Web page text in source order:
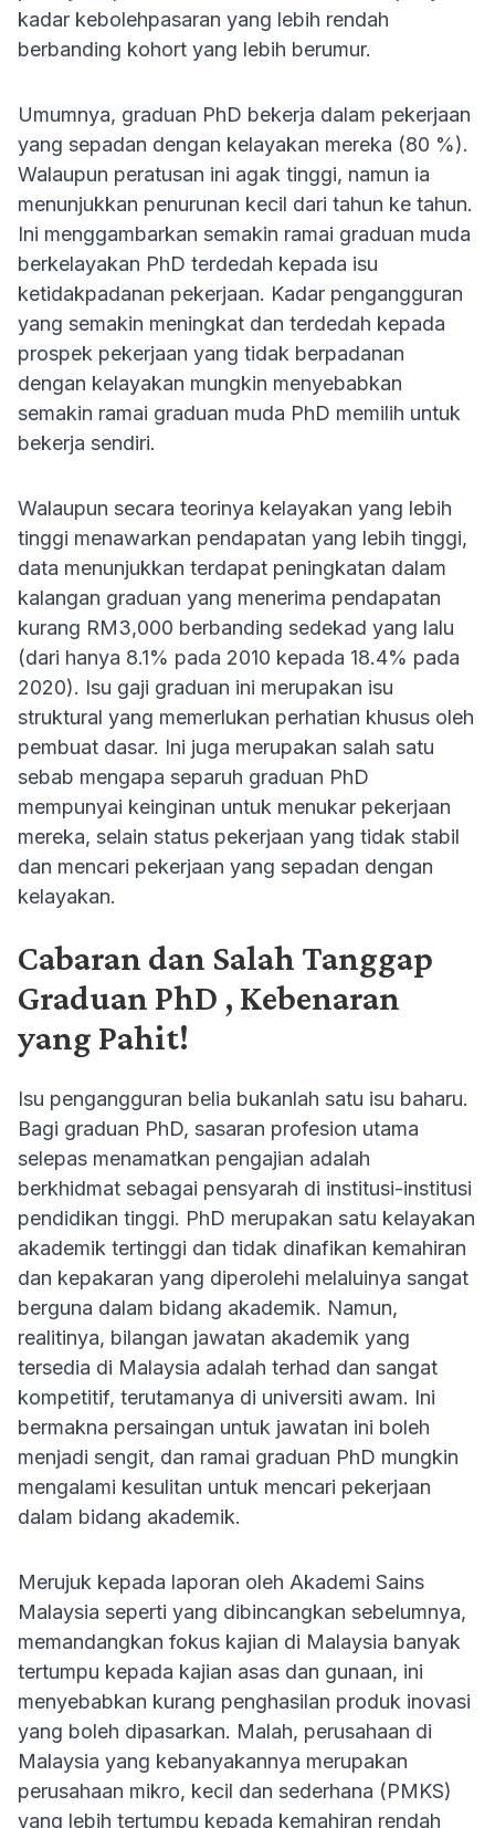
kadar kebolehpasaran yang lebih rendah
berbanding kohort yang lebih berumur.
Umumnya, graduan PhD bekerja dalam pekerjaan
yang sepadan dengan kelayakan mereka (80 %).
Walaupun peratusan ini agak tinggi, namun ia
menunjukkan penurunan kecil dari tahun ke tahun.
Ini menggambarkan semakin ramai graduan muda
berkelayakan PhD terdedah kepada isu
ketidakpadanan pekerjaan. Kadar pengangguran
yang semakin meningkat dan terdedah kepada
prospek pekerjaan yang tidak berpadanan
dengan kelayakan mungkin menyebabkan
semakin ramai graduan muda PhD memilih untuk
bekerja sendiri.
Walaupun secara teorinya kelayakan yang lebih
tinggi menawarkan pendapatan yang lebih tinggi,
data menunjukkan terdapat peningkatan dalam
kalangan graduan yang menerima pendapatan
kurang RM3,000 berbanding sedekad yang lalu
(dari hanya 8.1% pada 2010 kepada 18.4% pada
2020). Isu gaji graduan ini merupakan isu
struktural yang memerlukan perhatian khusus oleh
pembuat dasar. Ini juga merupakan salah satu
sebab mengapa separuh graduan PhD
mempunyai keinginan untuk menukar pekerjaan
mereka, selain status pekerjaan yang tidak stabil
dan mencari pekerjaan yang sepadan dengan
kelayakan.
Cabaran dan Salah Tanggap
Graduan PhD , Kebenaran
yang Pahit!
Isu pengangguran belia bukanlah satu isu baharu.
Bagi graduan PhD, sasaran profesion utama
selepas menamatkan pengajian adalah
berkhidmat sebagai pensyarah di institusi-institusi
pendidikan tinggi. PhD merupakan satu kelayakan
akademik tertinggi dan tidak dinafikan kemahiran
dan kepakaran yang diperolehi melaluinya sangat
berguna dalam bidang akademik. Namun,
realitinya, bilangan jawatan akademik yang
tersedia di Malaysia adalah terhad dan sangat
kompetitif, terutamanya di universiti awam. Ini
bermakna persaingan untuk jawatan ini boleh
menjadi sengit, dan ramai graduan PhD mungkin
mengalami kesulitan untuk mencari pekerjaan
dalam bidang akademik.
Merujuk kepada laporan oleh Akademi Sains
Malaysia seperti yang dibincangkan sebelumnya,
memandangkan fokus kajian di Malaysia banyak
tertumpu kepada kajian asas dan gunaan, ini
menyebabkan kurang penghasilan produk inovasi
yang boleh dipasarkan. Malah, perusahaan di
Malaysia yang kebanyakannya merupakan
perusahaan mikro, kecil dan sederhana (PMKS)
yang lebih tertumpu kepada kemahiran rendah